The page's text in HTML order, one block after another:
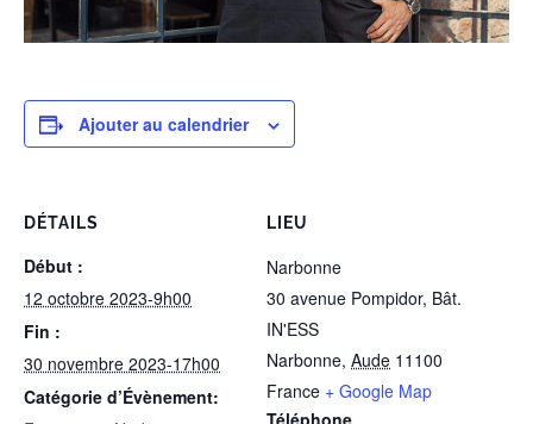
Ajouter au calendrier
DÉTAILS
Début :
12 octobre 2023-9h00
Fin :
30 novembre 2023-17h00
Catégorie d’Évènement:
LIEU
Narbonne
30 avenue Pompidor, Bât.
IN'ESS
Narbonne, Aude 11100
France + Google Map
Téléphone